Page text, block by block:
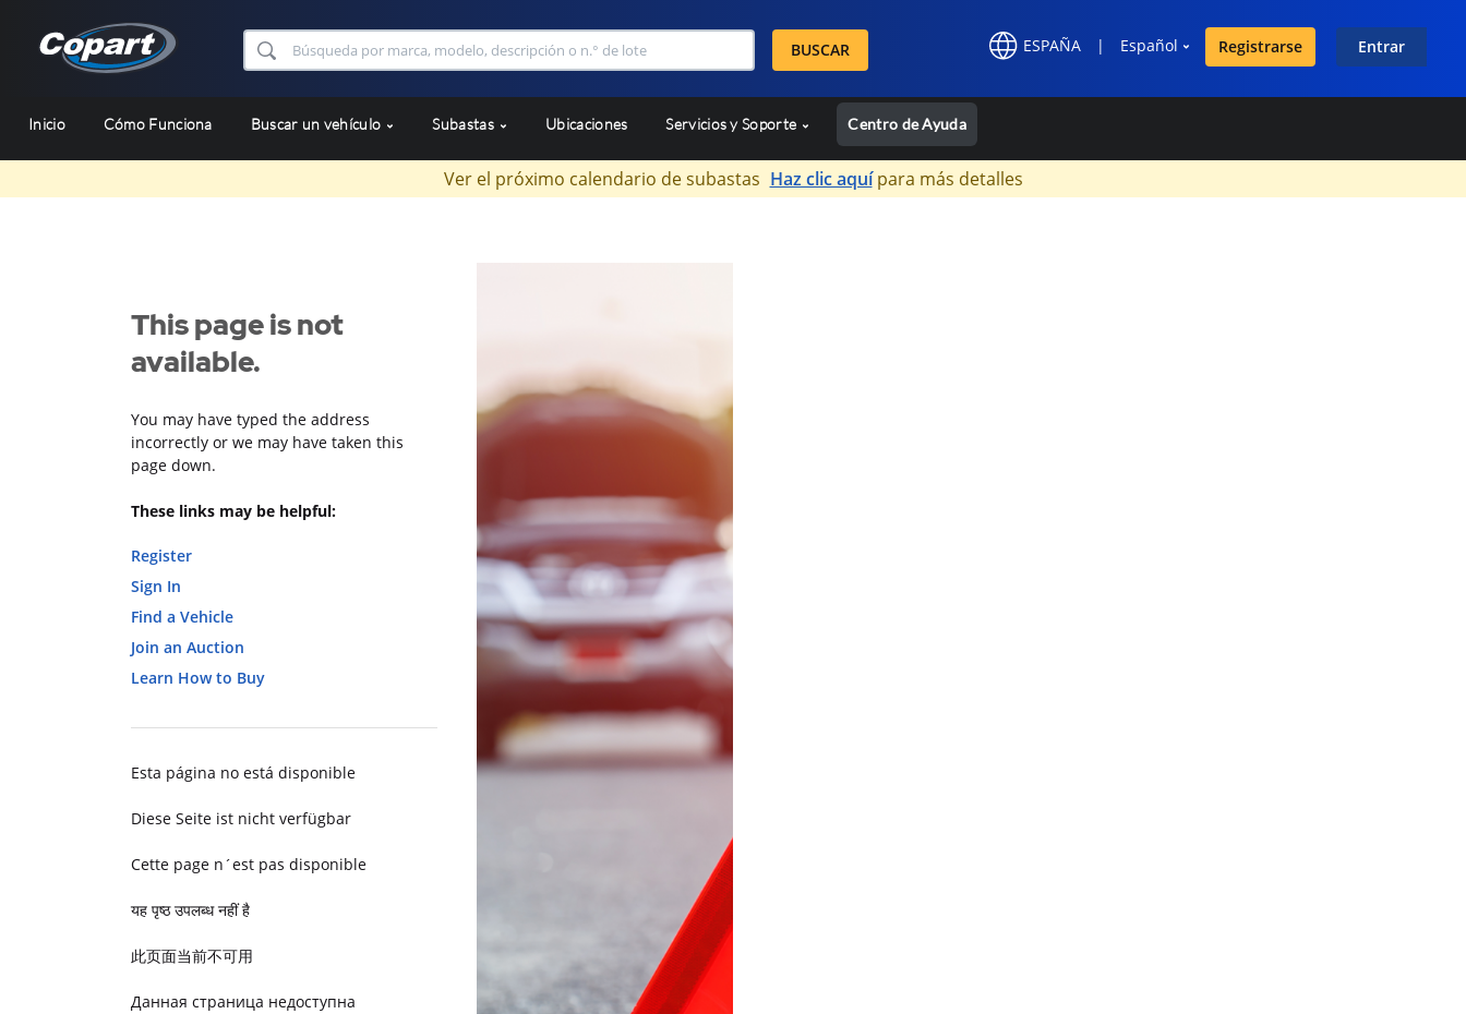
BUSCAR ESPAÑA | Español Registrarse Entrar
Inicio Cómo Funciona Buscar un vehículo Subastas Ubicaciones Servicios y Soporte Centro de Ayuda
Ver el próximo calendario de subastas Haz clic aquípara más detalles
This page is not
available.
You may have typed the address
incorrectly or we may have taken this
page down.
These links may be helpful:
Register
Sign In
Find a Vehicle
Join an Auction
Learn How to Buy
Esta página no está disponible
Diese Seite ist nicht verfügbar
Cette page n´est pas disponible
यह पृष्ठ उपलब्ध नहीं है
此页面当前不可用
Данная страница недоступна